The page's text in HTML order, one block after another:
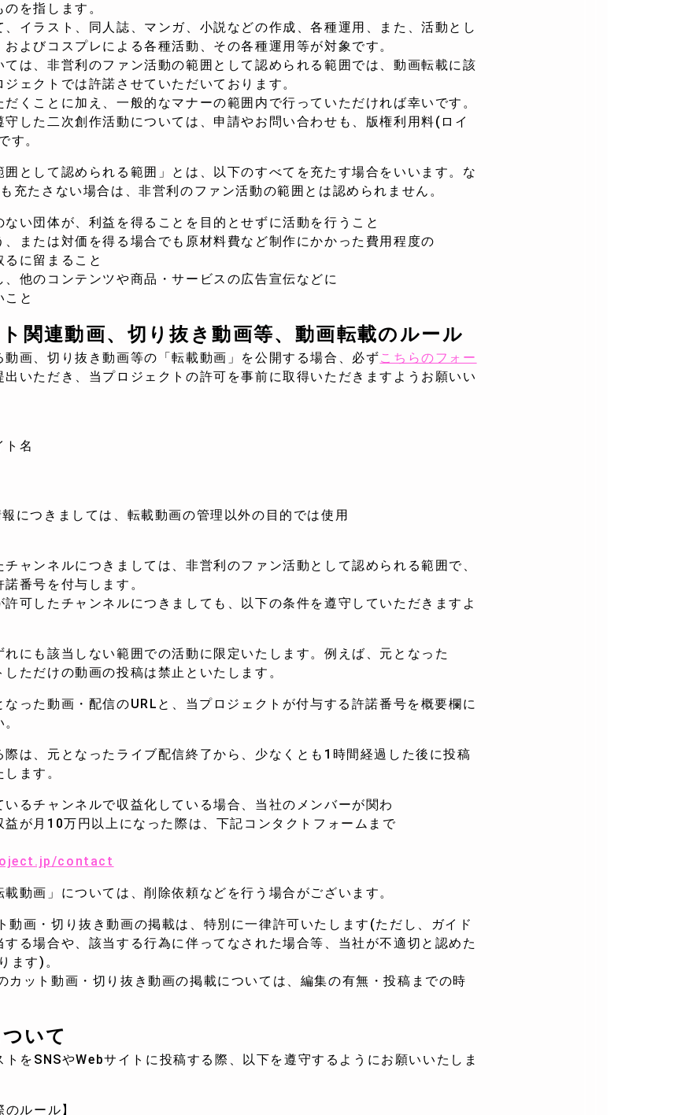
を指します。
イラスト、同人誌、マンガ、小説などの作成、各種運用、また、活動とし
よびコスプレによる各種活動、その各種運用等が対象です。
は、非営利のファン活動の範囲として認められる範囲では、動画転載に該
ェクトでは許諾させていただいております。
くことに加え、一般的なマナーの範囲内で行っていただければ幸いです。
した二次創作活動については、申請やお問い合わせも、版権利用料(ロイ
す。
囲として認められる範囲」とは、以下のすべてを充たす場合をいいます。な
充たさない場合は、非営利のファン活動の範囲とは認められません。
団体が、利益を得ることを目的とせずに活動を行うこと
たは対価を得る場合でも原材料費など制作にかかった費用程度の
に留まること
のコンテンツや商品・サービスの広告宣伝などに
と
関連動画、切り抜き動画等、動画転載のルール
画、切り抜き動画等の「転載動画」を公開する場合、必ずこちらのフォー
いただき、当プロジェクトの許可を事前に取得いただきますようお願いい
名
につきましては、転載動画の管理以外の目的では使用
ャンネルにつきましては、非営利のファン活動として認められる範囲で、
番号を付与します。
可したチャンネルにつきましても、以下の条件を遵守していただきますよ
れにも該当しない範囲での活動に限定いたします。例えば、元となった
だけの動画の投稿は禁止といたします。
なった動画・配信のURLと、当プロジェクトが付与する許諾番号を概要欄に
際は、元となったライブ配信終了から、少なくとも1時間経過した後に投稿
ます。
いるチャンネルで収益化している場合、当社のメンバーが関わ
月10万円以上になった際は、下記コンタクトフォームまで
contact
動画」については、削除依頼などを行う場合がございます。
画・切り抜き動画の掲載は、特別に一律許可いたします(ただし、ガイド
る場合や、該当する行為に伴ってなされた場合等、当社が不適切と認めた
ます)。
ット動画・切り抜き動画の掲載については、編集の有無・投稿までの時
いて
をSNSやWebサイトに投稿する際、以下を遵守するようにお願いいたしま
ルール】